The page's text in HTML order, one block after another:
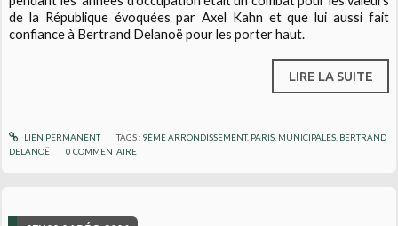
de la République évoquées par Axel Kahn et que lui aussi fait
confiance à Bertrand Delanoë pour les porter haut.
LIRE LA SUITE
LIEN PERMANENT TAGS : 9ÈME ARRONDISSEMENT, PARIS, MUNICIPALES, BERTRAND
DELANOË
0 COMMENTAIRE